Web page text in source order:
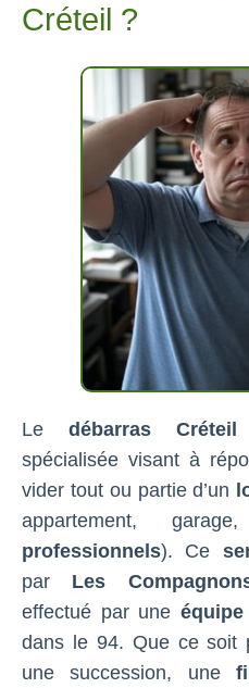
Créteil ?
Le débarras Créteil
spécialisée visant à
vider tout ou partie d’un
appartement,
professionnels). Ce
par Les
effectué par une équipe
dans le 94. Que ce soit
une succession, une